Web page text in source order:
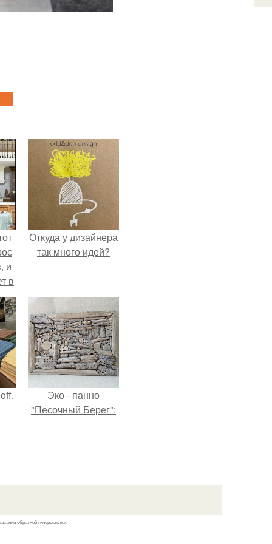
и
в
Откуда у дизайнера
так много идей?
Эко - панно
"Песочный Берег":
обратной гиперссылки.